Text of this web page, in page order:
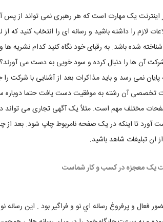
اینترنت یک مهارت است که هر رهبری نمی تواند از پس
لازم را داشته باشید و رسانه ای را انتخاب کنید که
شده باشد. به رقبای خود نگاه کنید کدام نشریه ها و
آن ها را دنبال کرده و سود خوبی به دست می
پایان نمی رسد و باید مذاکرات بعد از آشنایی با
تخصصی آن رشته به موفقیت دست یافت حتما دوباره
مختلف مهم است. مثلاً یک آگهی تجاری می تواند
تا اینکه در یک صفحه نامربوط چاپ شود. بعد از
ان تبلیغات شاهد باشید.
یک معجزه در کسب و کار شماست
فعال و پرفروغ رسانه اي نو و فراگير بود . اين